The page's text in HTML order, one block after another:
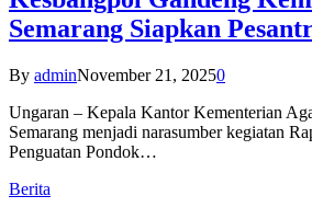
Semarang Siapkan
By adminNovember 21, 20250
Ungaran – Kepala Kantor Kementerian
Semarang menjadi narasumber kegiatan
Penguatan Pondok…
Berita